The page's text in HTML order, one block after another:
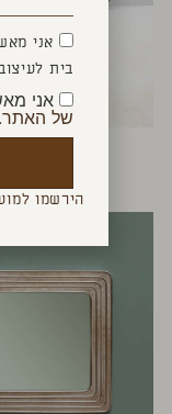
לויתן ספרים
אני
בית
אני
של האתר.
הירשמו